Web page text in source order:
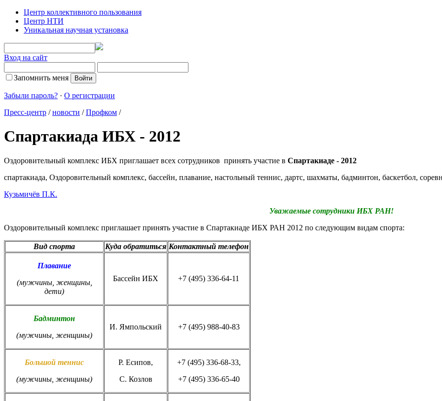
Центр коллективного пользования
Центр НТИ
Уникальная научная установка
Вход на сайт
Запомнить меня
Забыли пароль? · О регистрации
Пресс-центр /новости /Профком /
Спартакиада ИБХ - 2012
Оздоровительный комплекс ИБХ приглашает всех сотрудников принять участие в Спартакиаде - 2012
спартакиада, Оздоровительный комплекс, бассейн, плавание, настольный теннис, дартс, шахматы, бадминтон, баскетбол,
Кузьмичёв П.К.
Уважаемые сотрудники ИБХ РАН!
Оздоровительный комплекс приглашает принять участие в Спартакиаде ИБХ РАН 2012 по следующим видам спорта:
Вид спорта Куда обратиться Контактный телефон
Плавание
(мужчины, женщины,
дети)
Бассейн ИБХ +7 (495) 336-64-11
Бадминтон
(мужчины, женщины)
И. Ямпольский +7 (495) 988-40-83
Большой теннис
(мужчины, женщины)
Р. Есипов,
С. Козлов
+7 (495) 336-68-33,
+7 (495) 336-65-40